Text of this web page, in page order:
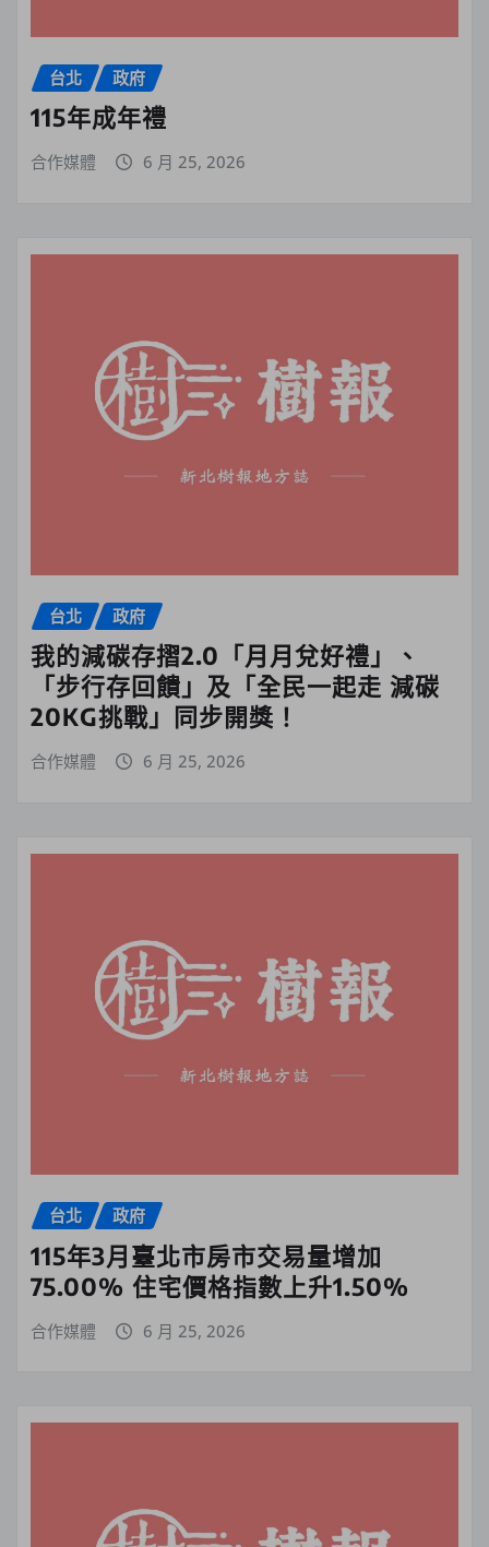
台北 政府
115年成年禮
合作媒體 6 月 25, 2026
台北 政府
我的減碳存摺2.0「月月兌好禮」、
「步行存回饋」及「全民一起走 減碳
20KG挑戰」同步開獎！
合作媒體 6 月 25, 2026
台北 政府
115年3月臺北市房市交易量增加
75.00% 住宅價格指數上升1.50%
合作媒體 6 月 25, 2026